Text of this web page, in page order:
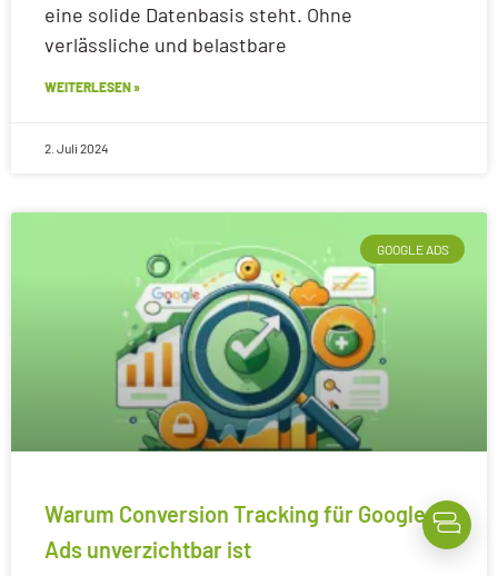
eine solide Datenbasis steht. Ohne
verlässliche und belastbare
WEITERLESEN »
2. Juli 2024
GOOGLE ADS
Warum Conversion Tracking für Google
Ads unverzichtbar ist